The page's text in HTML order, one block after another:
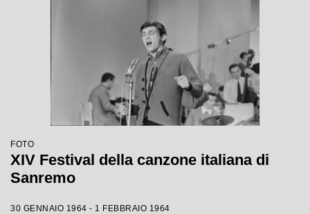
FOTO
XIV Festival della canzone italiana di
Sanremo
30 GENNAIO 1964 - 1 FEBBRAIO 1964